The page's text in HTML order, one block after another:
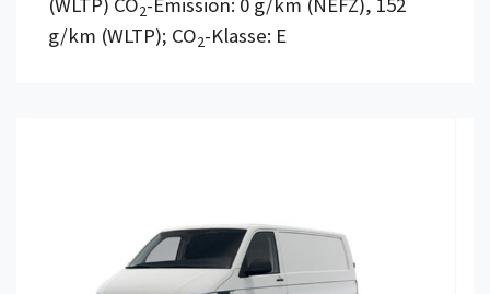
(WLTP) CO2-Emission: 0 g/km (NEFZ), 152
g/km (WLTP); CO2-Klasse: E